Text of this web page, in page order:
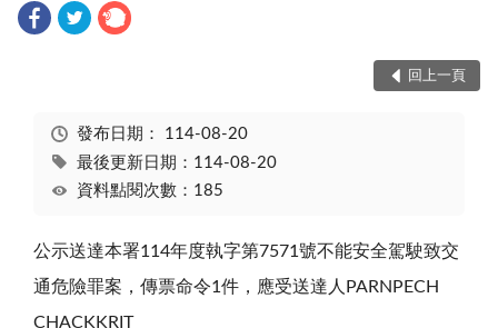
回上一頁
發布日期： 114-08-20
最後更新日期：114-08-20
資料點閱次數：185
公示送達本署114年度執字第7571號不能安全駕駛致交
通危險罪案，傳票命令1件，應受送達人PARNPECH
CHACKKRIT